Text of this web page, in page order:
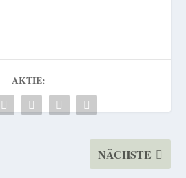
AKTIE:
NÄCHSTE